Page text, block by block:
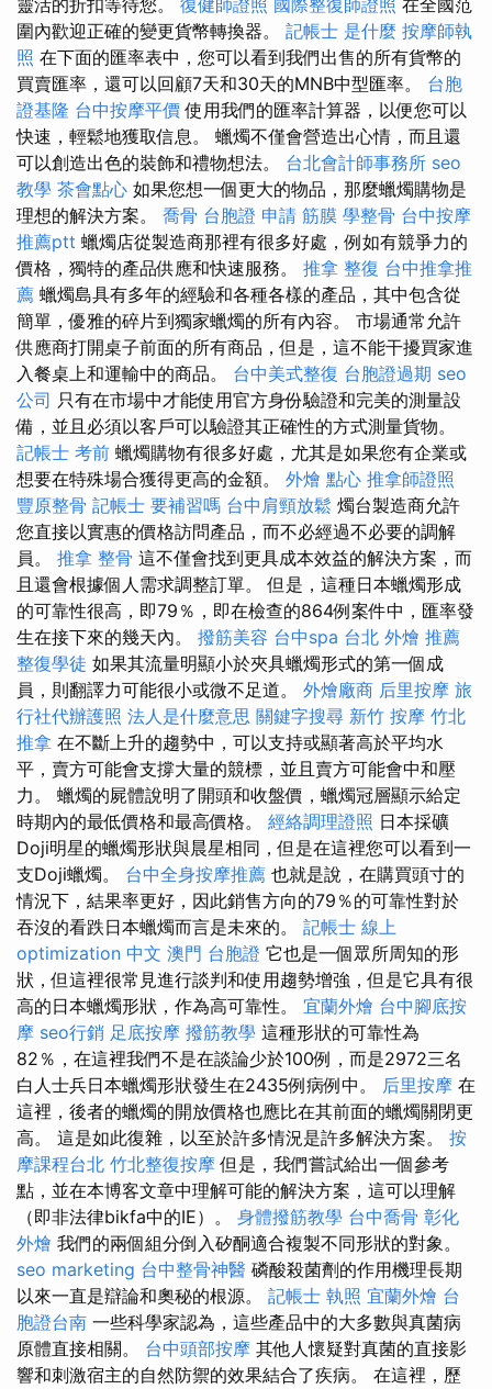
靈活的折扣等待您。 復健師證照 國際整復師證照 在全國范
圍內歡迎正確的變更貨幣轉換器。 記帳士 是什麼 按摩師執
照 在下面的匯率表中，您可以看到我們出售的所有貨幣的
買賣匯率，還可以回顧7天和30天的MNB中型匯率。 台胞
證基隆 台中按摩平價 使用我們的匯率計算器，以便您可以
快速，輕鬆地獲取信息。 蠟燭不僅會營造出心情，而且還
可以創造出色的裝飾和禮物想法。 台北會計師事務所 seo
教學 茶會點心 如果您想一個更大的物品，那麼蠟燭購物是
理想的解決方案。 喬骨 台胞證 申請 筋膜 學整骨 台中按摩
推薦ptt 蠟燭店從製造商那裡有很多好處，例如有競爭力的
價格，獨特的產品供應和快速服務。 推拿 整復 台中推拿推
薦 蠟燭島具有多年的經驗和各種各樣的產品，其中包含從
簡單，優雅的碎片到獨家蠟燭的所有內容。 市場通常允許
供應商打開桌子前面的所有商品，但是，這不能干擾買家進
入餐桌上和運輸中的商品。 台中美式整復 台胞證過期 seo
公司 只有在市場中才能使用官方身份驗證和完美的測量設
備，並且必須以客戶可以驗證其正確性的方式測量貨物。
記帳士 考前 蠟燭購物有很多好處，尤其是如果您有企業或
想要在特殊場合獲得更高的金額。 外燴 點心 推拿師證照
豐原整骨 記帳士 要補習嗎 台中肩頸放鬆 燭台製造商允許
您直接以實惠的價格訪問產品，而不必經過不必要的調解
員。 推拿 整骨 這不僅會找到更具成本效益的解決方案，而
且還會根據個人需求調整訂單。 但是，這種日本蠟燭形成
的可靠性很高，即79％，即在檢查的864例案件中，匯率發
生在接下來的幾天內。 撥筋美容 台中spa 台北 外燴 推薦
整復學徒 如果其流量明顯小於夾具蠟燭形式的第一個成
員，則翻譯力可能很小或微不足道。 外燴廠商 后里按摩 旅
行社代辦護照 法人是什麼意思 關鍵字搜尋 新竹 按摩 竹北
推拿 在不斷上升的趨勢中，可以支持或顯著高於平均水
平，賣方可能會支撐大量的競標，並且賣方可能會中和壓
力。 蠟燭的屍體說明了開頭和收盤價，蠟燭冠層顯示給定
時期內的最低價格和最高價格。 經絡調理證照 日本採礦
Doji明星的蠟燭形狀與晨星相同，但是在這裡您可以看到一
支Doji蠟燭。 台中全身按摩推薦 也就是說，在購買頭寸的
情況下，結果率更好，因此銷售方向的79％的可靠性對於
吞沒的看跌日本蠟燭而言是未來的。 記帳士 線上
optimization 中文 澳門 台胞證 它也是一個眾所周知的形
狀，但這裡很常見進行談判和使用趨勢增強，但是它具有很
高的日本蠟燭形狀，作為高可靠性。 宜蘭外燴 台中腳底按
摩 seo行銷 足底按摩 撥筋教學 這種形狀的可靠性為
82％，在這裡我們不是在談論少於100例，而是2972三名
白人士兵日本蠟燭形狀發生在2435例病例中。 后里按摩 在
這裡，後者的蠟燭的開放價格也應比在其前面的蠟燭關閉更
高。 這是如此復雜，以至於許多情況是許多解決方案。 按
摩課程台北 竹北整復按摩 但是，我們嘗試給出一個參考
點，並在本博客文章中理解可能的解決方案，這可以理解
（即非法律bikfa中的IE）。 身體撥筋教學 台中喬骨 彰化
外燴 我們的兩個組分倒入矽酮適合複製不同形狀的對象。
seo marketing 台中整骨神醫 磷酸殺菌劑的作用機理長期
以來一直是辯論和奧秘的根源。 記帳士 執照 宜蘭外燴 台
胞證台南 一些科學家認為，這些產品中的大多數與真菌病
原體直接相關。 台中頭部按摩 其他人懷疑對真菌的直接影
響和刺激宿主的自然防禦的效果結合了疾病。 在這裡，歷